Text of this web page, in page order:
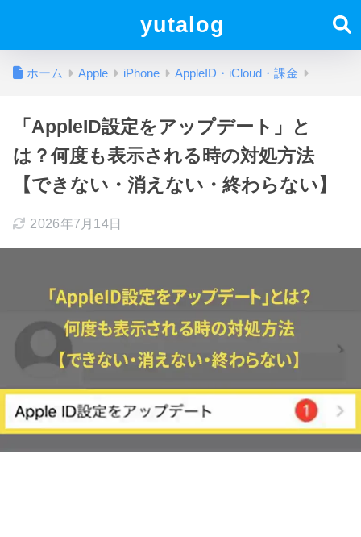
yutalog
ホーム Apple iPhone AppleID・iCloud・課金
「AppleID設定をアップデート」と
は？何度も表示される時の対処方法
【できない・消えない・終わらない】
2026年7月14日